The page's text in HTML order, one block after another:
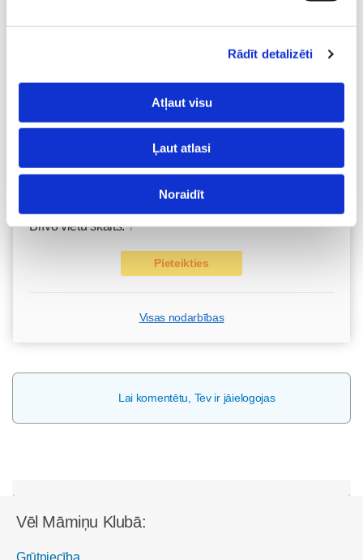
Rādīt detalizēti
Atļaut visu
Ļaut atlasi
Noraidīt
Emocionālā un psiholoģiskā sagatavošanās
Brīvo vietu skaits:9
Kā bērnam iekļauties klasē ar dažādiem bērniem?
Diānas Zandes lekcija TIEŠSAISTĒ
Brīvo vietu skaits:7
Pieteikties
Visas nodarbības
Lai komentētu, Tev ir jāielogojas
Vēl Māmiņu Klubā:
Grūtniecība